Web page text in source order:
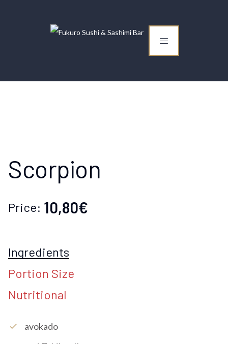
Scorpion
Price: 10,80€
Ingredients
Portion Size
Nutritional
check Avokado